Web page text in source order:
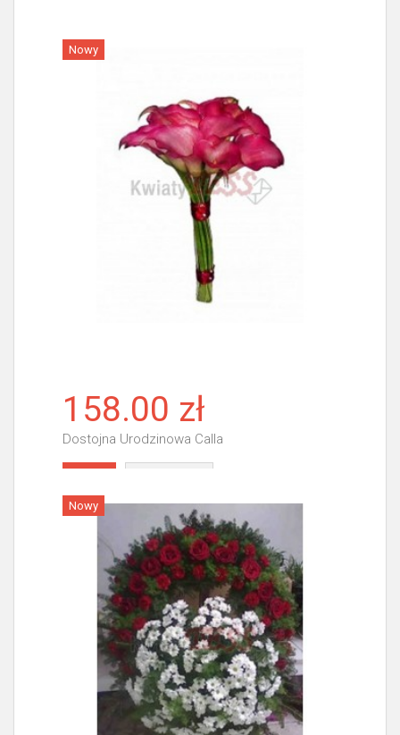
Nowy
158.00 zł
Dostojna Urodzinowa Calla
Nowy